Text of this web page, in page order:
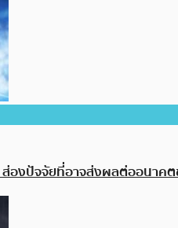
ส่องปัจจัยที่อาจส่งผลต่ออนาคต